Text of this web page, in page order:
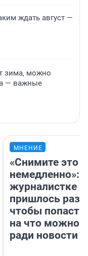
ждать август —
зима, можно
— важные
МНЕНИЕ
«Снимите это
немедленно»:
журналистке
пришлось
чтобы попасть
на что можно
ради новости